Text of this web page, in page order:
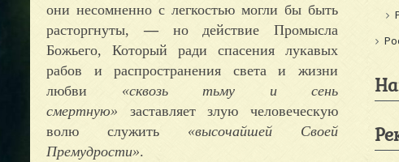
они несомненно с легкостью могли бы быть
расторгнуты,—но действие Промысла
Божьего, Который ради спасения лукавых
рабов и распространения света и жизни
любви «сквозь тьму и сень
смертную» заставляет злую человеческую
волю служить «высочайшей Своей
Премудрости».